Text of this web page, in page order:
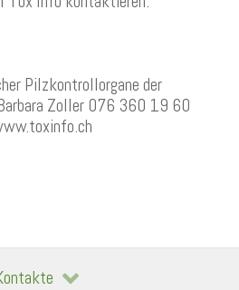
Pilzkontrollorgane der
Zoller 076 360 19 60